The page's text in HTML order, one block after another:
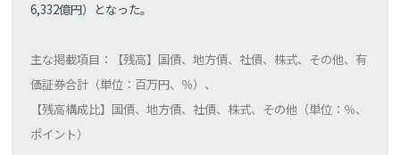
6,332億円）となった。
主な掲載項目：【残高】国債、地方債、社債、株式、その他、有
価証券合計（単位：百万円、％）、
【残高構成比】国債、地方債、社債、株式、その他（単位：％、
ポイント）